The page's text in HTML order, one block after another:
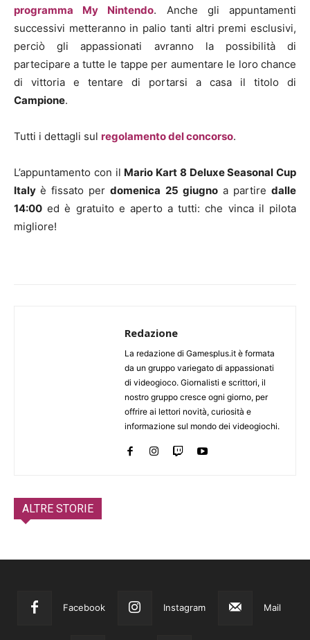
programma My Nintendo. Anche gli appuntamenti
successivi metteranno in palio tanti altri premi esclusivi,
perciò gli appassionati avranno la possibilità di
partecipare a tutte le tappe per aumentare le loro chance
di vittoria e tentare di portarsi a casa il titolo di
Campione.
Tutti i dettagli sul regolamento del concorso.
L’appuntamento con il Mario Kart 8 Deluxe Seasonal Cup
Italyè fissato perdomenica 25 giugnoa partiredalle
14:00 ed è gratuito e aperto a tutti: che vinca il pilota
migliore!
Redazione
La redazione di Gamesplus.it è formata
da un gruppo variegato di appassionati
di videogioco. Giornalisti e scrittori, il
nostro gruppo cresce ogni giorno, per
offrire ai lettori novità, curiosità e
informazione sul mondo dei videogiochi.
ALTRE STORIE
Facebook Instagram Mail